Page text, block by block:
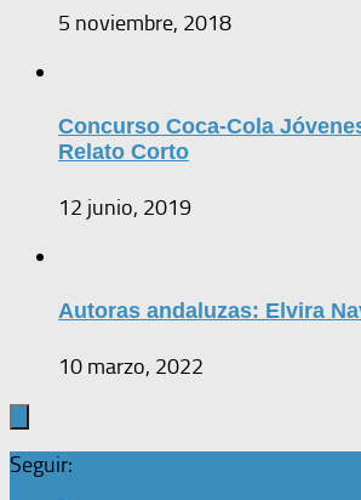
5 noviembre, 2018
Concurso Coca-Cola
Relato Corto
12 junio, 2019
Autoras andaluzas: Elvira
10 marzo, 2022
Seguir: